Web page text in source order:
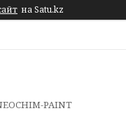
на Satu.kz
PAINT